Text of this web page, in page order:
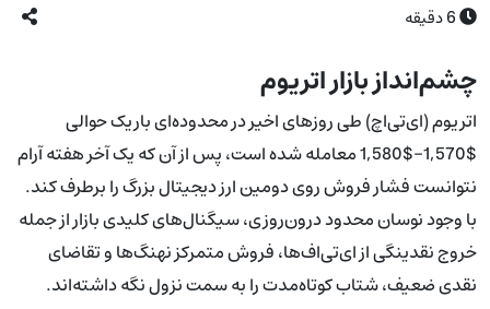
6دقیقه
چشم‌انداز بازار اتریوم
اتریوم (ای‌تی‌اچ) طی روزهای اخیر در محدوده‌ای باریک حوالی
$1,570–$1,580 معامله شده است، پس از آن که یک آخر هفته آرام
نتوانست فشار فروش روی دومین ارز دیجیتال بزرگ را برطرف کند.
با وجود نوسان محدود درون‌روزی، سیگنال‌های کلیدی بازار از جمله
خروج نقدینگی از ای‌تی‌اف‌ها، فروش متمرکز نهنگ‌ها و تقاضای
نقدی ضعیف، شتاب کوتاه‌مدت را به سمت نزول نگه داشته‌اند.